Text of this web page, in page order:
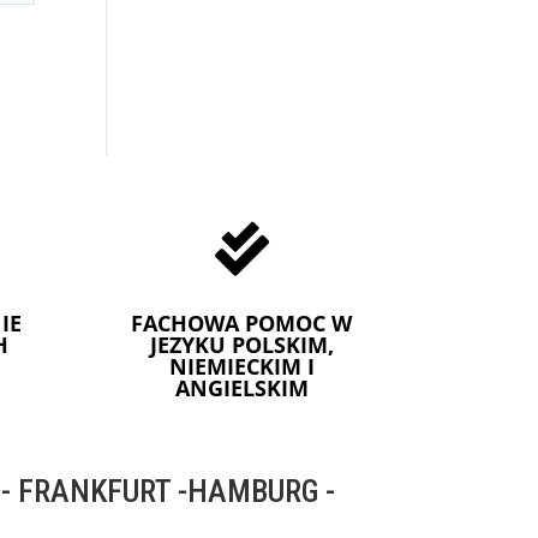

FACHOWA POMOC W
JEZYKU POLSKIM,
NIEMIECKIM I
ANGIELSKIM
FRANKFURT -HAMBURG -